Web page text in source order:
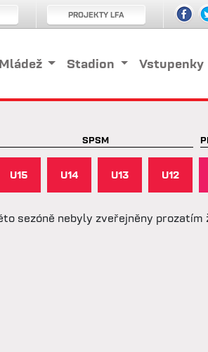
Mládež Stadion Vstupenky
SPSM
U15 U14 U13 U12
sezóně nebyly zveřejněny prozatím
PROJEKTY LFA